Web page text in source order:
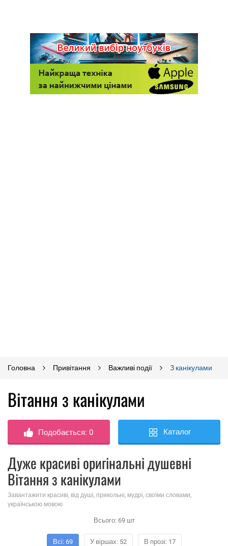
Головна Привітання Важливі події З канікулами
Вітання з канікулами
Подобається:0 Каталог
Дуже красиві оригінальні душевні
Вітання з канікулами
Завантажити красиві, від душі, прикольні, мудрі, своїми словами,
українською мовою
Всього: 69шт
Всі: 69 У віршах: 52 В прозі: 17